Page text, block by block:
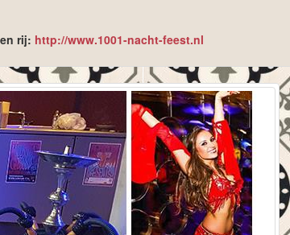
rij: http://www.1001-nacht-feest.nl